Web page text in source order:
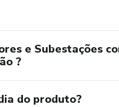
e Subestações
?
do produto?